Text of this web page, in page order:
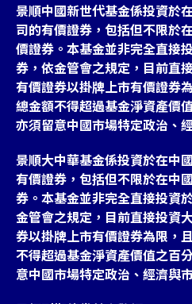
景順中國新世代基金係投資於
司的有價證券，包括但不限於
價證券。本基金並非完全直接
券，依金管會之規定，目前直
有價證券以掛牌上市有價證券
總金額不得超過基金淨資產價
亦須留意中國市場特定政治、
景順大中華基金係投資於在中
有價證券，包括但不限於在中
券。本基金並非完全直接投資
金管會之規定，目前直接投資
券以掛牌上市有價證券為限，
不得超過基金淨資產價值之百
意中國市場特定政治、經濟與